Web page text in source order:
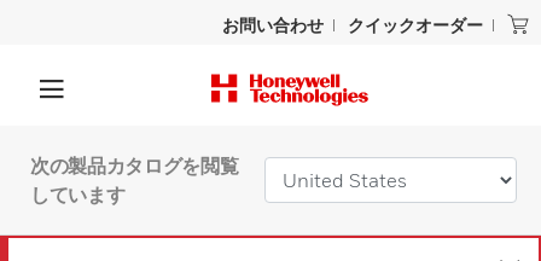
お問い合わせ クイックオーダー
次の製品カタログを閲覧
しています